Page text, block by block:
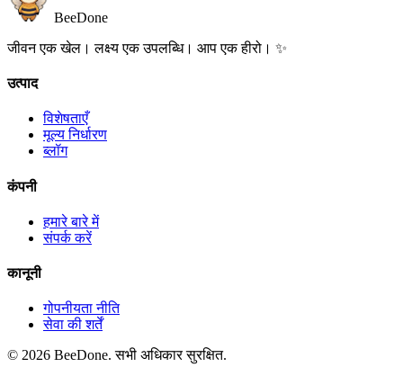
BeeDone
जीवन एक खेल। लक्ष्य एक उपलब्धि। आप एक हीरो। ✨
उत्पाद
विशेषताएँ
मूल्य निर्धारण
ब्लॉग
कंपनी
हमारे बारे में
संपर्क करें
कानूनी
गोपनीयता नीति
सेवा की शर्तें
© 2026 BeeDone. सभी अधिकार सुरक्षित.